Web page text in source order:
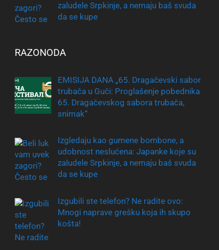
zaludele Srpkinje, a nemaju baš svuda
da se kupe
RAZONODA
EMISIJA DANA „65. Dragačevski sabor
trubača u Guči: Proglašenje pobednika
65. Dragačevskog sabora trubača,
snimak“
Izgledaju kao gumene bombone, a
udobnost neslućena: Japanke koje su
zaludele Srpkinje, a nemaju baš svuda
da se kupe
Izgubili ste telefon? Ne radite ovo:
Mnogi naprave grešku koja ih skupo
košta!